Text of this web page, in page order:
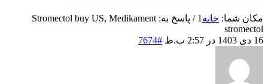
مکان شما: خانه 1
/
پاسخ به: Stromectol buy US, Medikament
stromectol
16 دی 1403 در 2:57 ب.ظ
#7674